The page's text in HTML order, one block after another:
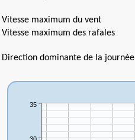
Vitesse maximum du vent
Vitesse maximum des rafales
Direction dominante de la journée